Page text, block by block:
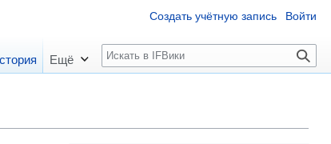
Создать учётную запись Войти
Ещё
П
о
к